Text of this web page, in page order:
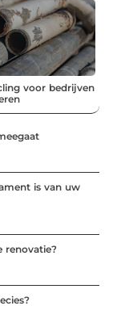
voor bedrijven
is van uw
renovatie?